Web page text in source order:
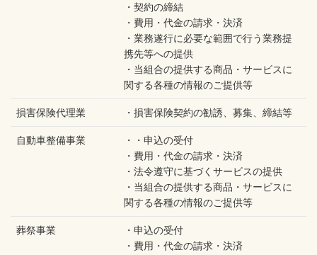
・契約の締結
・費用・代金の請求・決済
・業務遂行に必要な範囲で行う業務提
携先等への提供
・当組合の提供する商品・サービスに
関する各種の情報のご提供等
損害保険代理業 ・損害保険契約の勧誘、募集、締結等
自動車整備事業
・・申込の受付
・費用・代金の請求・決済
・法令遵守に基づくサービスの提供
・当組合の提供する商品・サービスに
関する各種の情報のご提供等
葬祭事業
・申込の受付
・費用・代金の請求・決済